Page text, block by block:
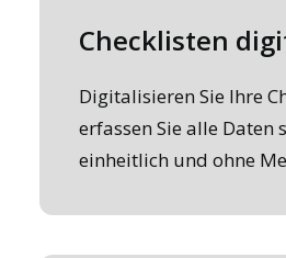
Checklisten
Digitalisieren Sie Ihre
erfassen Sie alle
einheitlich und ohne